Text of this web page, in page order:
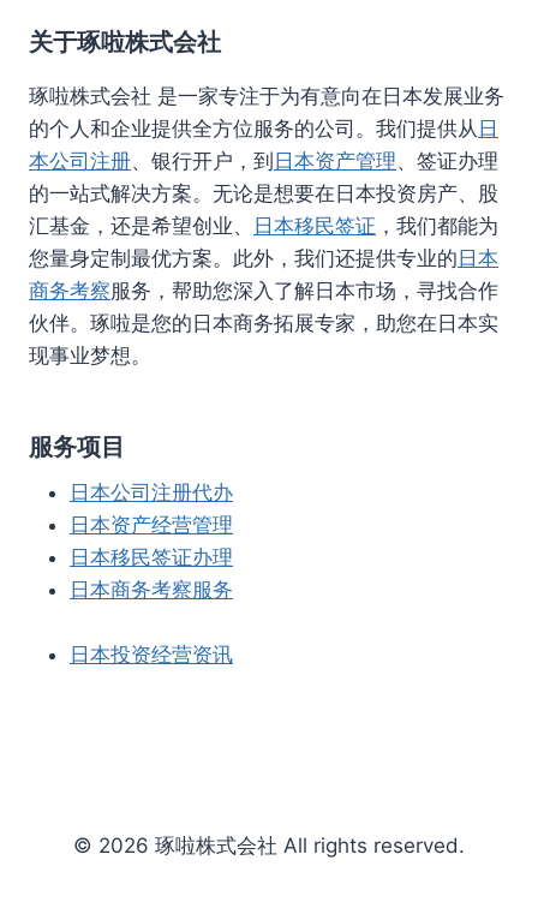
关于琢啦株式会社
琢啦株式会社 是一家专注于为有意向在日本发展业务
的个人和企业提供全方位服务的公司。我们提供从 日
本公司注册、银行开户，到日本资产管理、签证办理
的一站式解决方案。无论是想要在日本投资房产、股
汇基金，还是希望创业、 日本移民签证 ，我们都能为
您量身定制最优方案。此外，我们还提供专业的日本
商务考察服务，帮助您深入了解日本市场，寻找合作
伙伴。琢啦是您的日本商务拓展专家，助您在日本实
现事业梦想。
服务项目
日本公司注册代办
日本资产经营管理
日本移民签证办理
日本商务考察服务
日本投资经营资讯
© 2026 琢啦株式会社 All rights reserved.